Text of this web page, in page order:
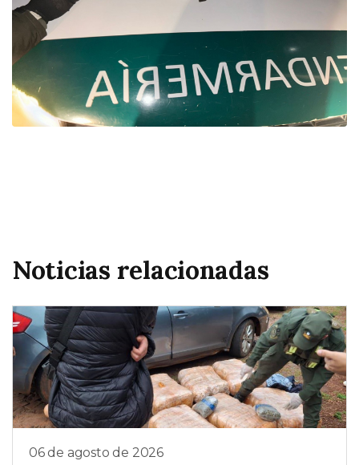
Noticias relacionadas
06 de agosto de 2026